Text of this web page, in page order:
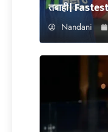
तबाही|
Nandani